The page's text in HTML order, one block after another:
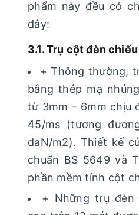
phẩm này đều có
đây:
3.1. Trụ cột đèn
+ Thông thường,
bằng thép mạ
từ 3mm – 6mm chịu
45/ms (tương
daN/m2). Thiết kế
chuẩn BS 5649 và
phần mềm tính cột
+ Những trụ đèn